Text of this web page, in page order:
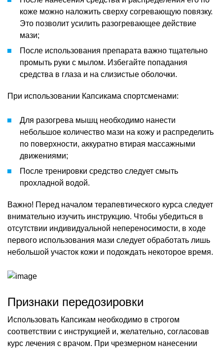
коже можно наложить сверху согревающую повязку.
Это позволит усилить разогревающее действие
мази;
После использования препарата важно тщательно
промыть руки с мылом. Избегайте попадания
средства в глаза и на слизистые оболочки.
При использовании Капсикама спортсменами:
Для разогрева мышц необходимо нанести
небольшое количество мази на кожу и распределить
по поверхности, аккуратно втирая массажными
движениями;
После тренировки средство следует смыть
прохладной водой.
Важно! Перед началом терапевтического курса следует
внимательно изучить инструкцию. Чтобы убедиться в
отсутствии индивидуальной непереносимости, в ходе
первого использования мази следует обработать лишь
небольшой участок кожи и подождать некоторое время.
Признаки передозировки
Использовать Капсикам необходимо в строгом
соответствии с инструкцией и, желательно, согласовав
курс лечения с врачом. При чрезмерном нанесении